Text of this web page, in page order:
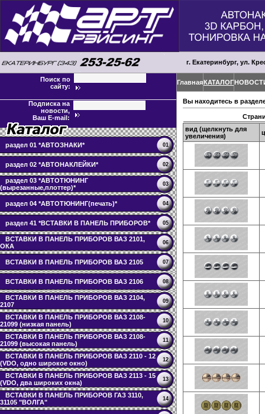
г. Екатеринбург, ул.
Поиск по
сайту:
Подписка на
новости,
Ваш E-mail:
раздел 01 *АВТОЗНАКИ* 01
раздел 02 *АВТОНАКЛЕЙКИ* 02
раздел 03 *АВТОТЮНИНГ
(вырезанные,плоттер)*
03
раздел 04 *АВТОТЮНИНГ(печать)* 04
раздел 41 *ВСТАВКИ В ПАНЕЛЬ ПРИБОРОВ* 05
ВСТАВКИ В ПАНЕЛЬ ПРИБОРОВ ВАЗ 2101,
ОКА
06
ВСТАВКИ В ПАНЕЛЬ ПРИБОРОВ ВАЗ 2105 07
ВСТАВКИ В ПАНЕЛЬ ПРИБОРОВ ВАЗ 2106 08
ВСТАВКИ В ПАНЕЛЬ ПРИБОРОВ ВАЗ 2104,
2107
09
ВСТАВКИ В ПАНЕЛЬ ПРИБОРОВ ВАЗ 2108-
21099 (низкая панель)
10
ВСТАВКИ В ПАНЕЛЬ ПРИБОРОВ ВАЗ 2108-
21099 (высокая панель)
11
ВСТАВКИ В ПАНЕЛЬ ПРИБОРОВ ВАЗ 2110 - 12
(VDO, одно широкое окно)
12
ВСТАВКИ В ПАНЕЛЬ ПРИБОРОВ ВАЗ 2113 - 15
(VDO, два широких окна)
13
ВСТАВКИ В ПАНЕЛЬ ПРИБОРОВ ГАЗ 3110,
31105 "ВОЛГА"
14
ГлавнаяКАТАЛОГ
Вы находитесь в
вид (щелкнуть для
увеличения)